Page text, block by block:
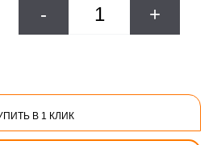
- +
В 1 КЛИК